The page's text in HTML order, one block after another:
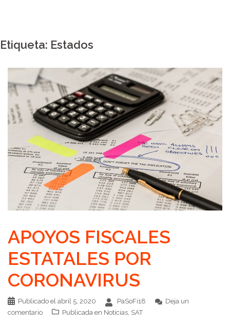
Etiqueta: Estados
APOYOS FISCALES
ESTATALES POR
CORONAVIRUS
Publicado el abril 5, 2020 PaSoFi18
Deja un
comentario
Publicada en Noticias, SAT